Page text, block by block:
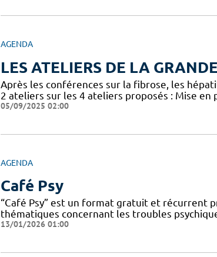
AGENDA
LES ATELIERS DE LA
Après les conférences sur la fibrose, les
2 ateliers sur les 4 ateliers proposés : Mise en
05/09/2025 02:00
AGENDA
Café Psy
“Café Psy” est un format gratuit et récurrent
thématiques concernant les troubles
13/01/2026 01:00